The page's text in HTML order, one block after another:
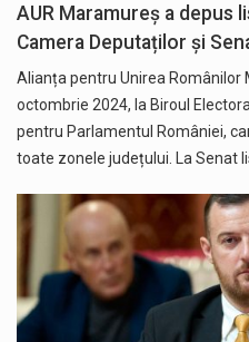
AUR Maramureș a depus
Camera Deputaților și
Alianța pentru Unirea Românilor
octombrie 2024, la Biroul
pentru Parlamentul României,
toate zonele județului. La Senat